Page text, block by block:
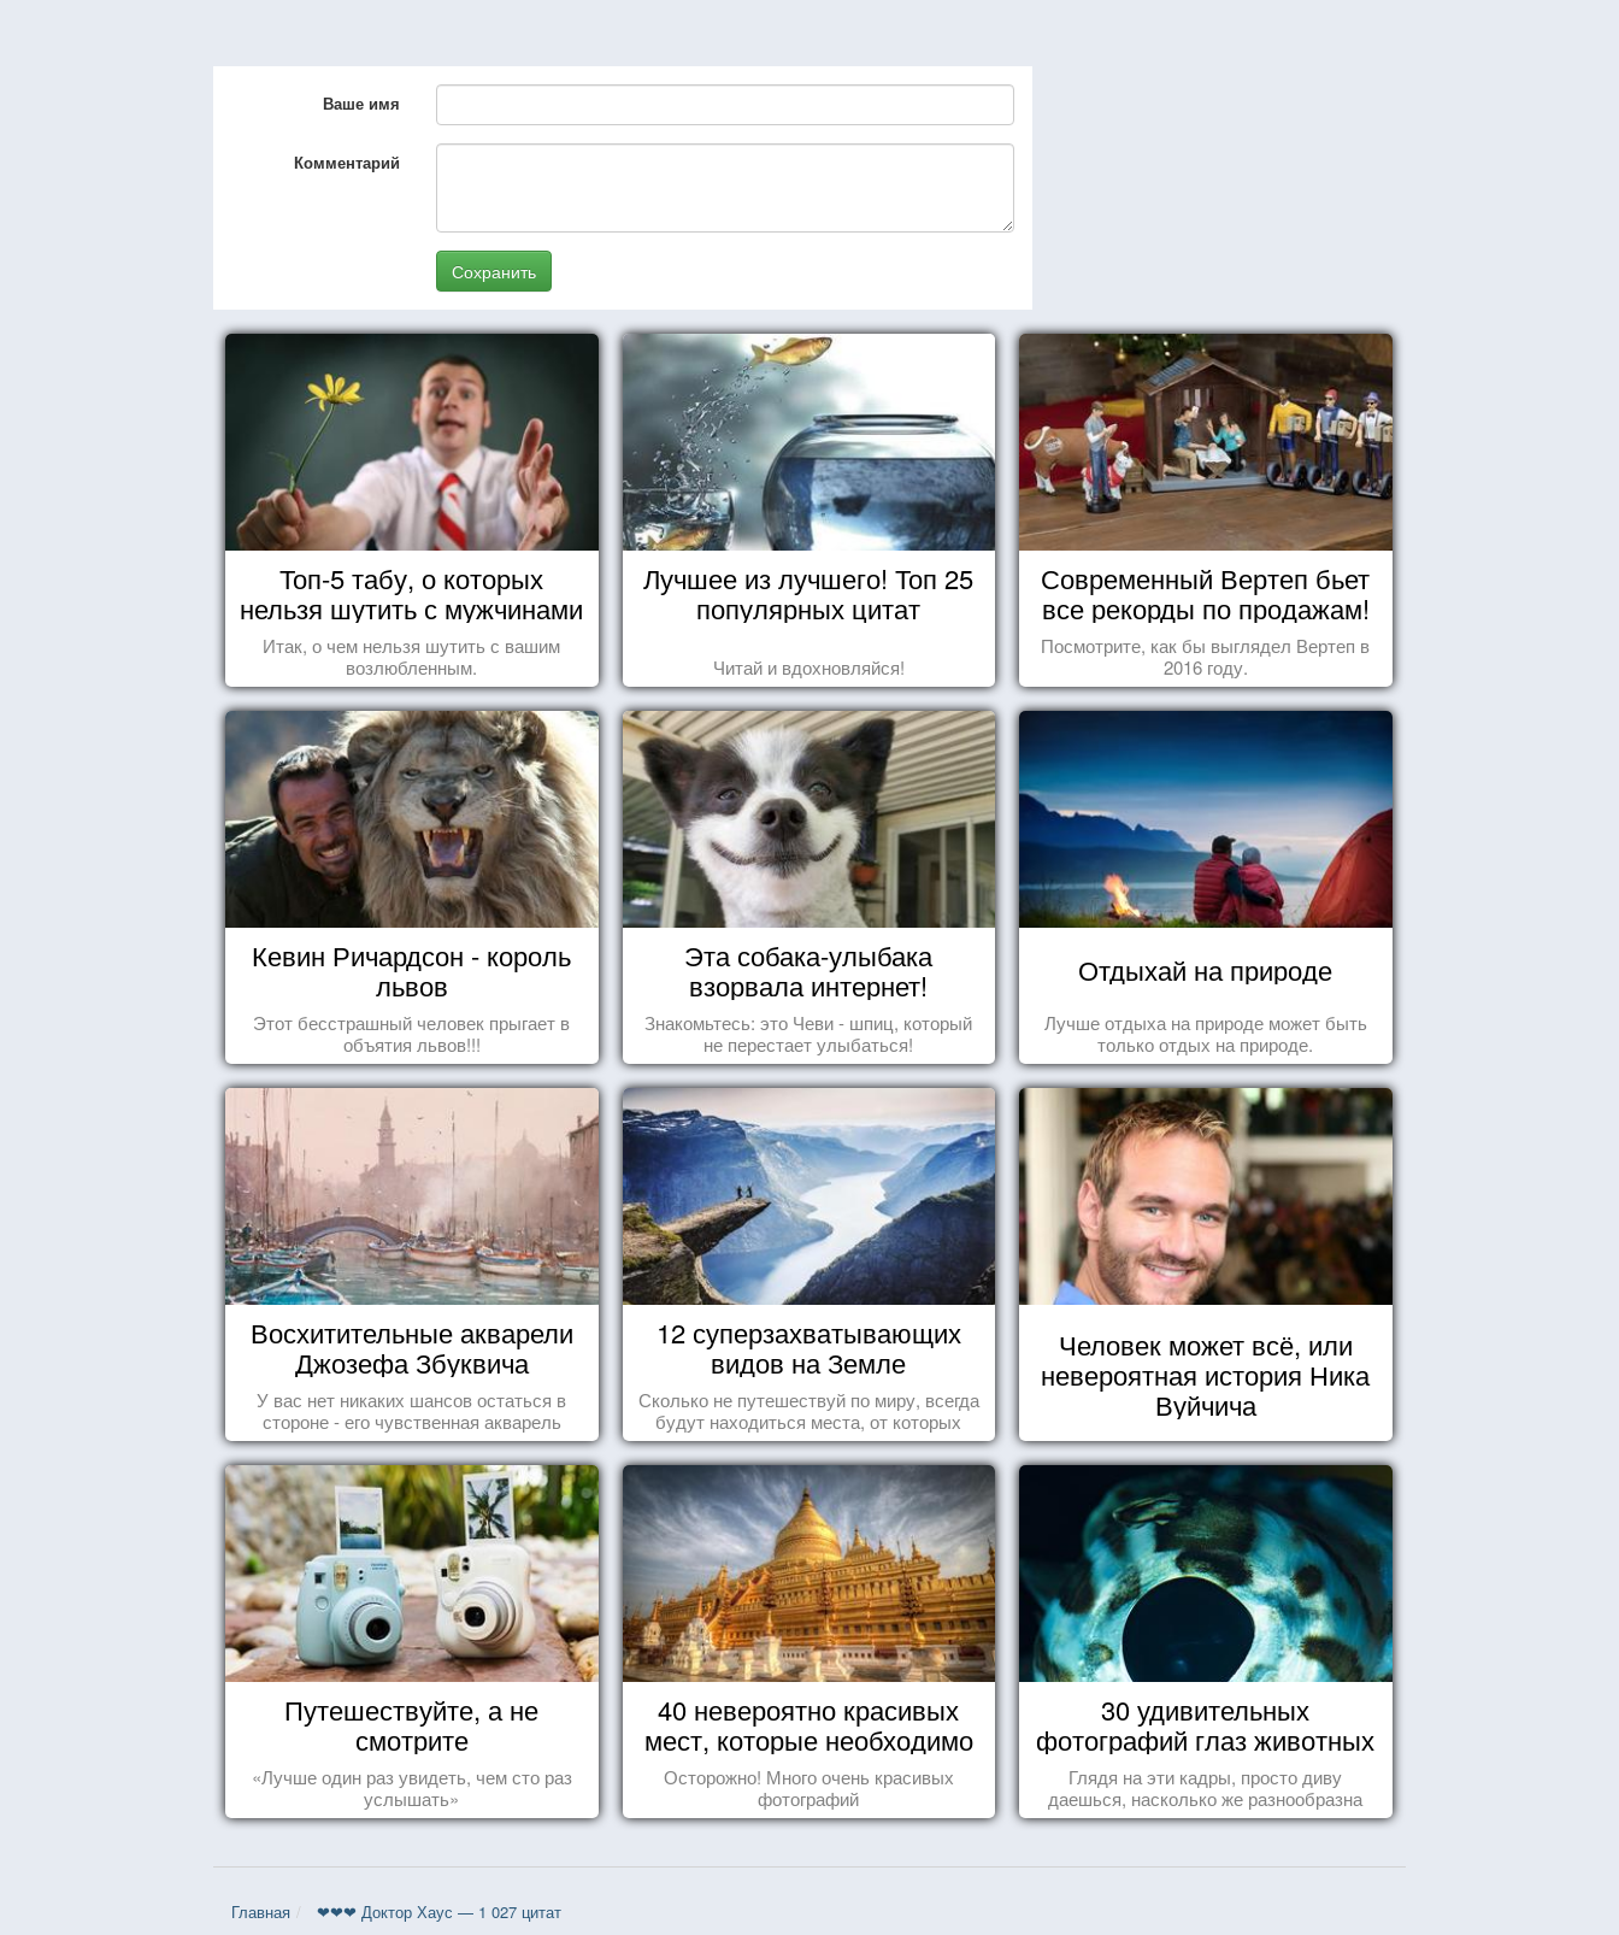
Ваше имя
Комментарий
Сохранить
Топ-5 табу, о которых
нельзя шутить с мужчинами
Итак, о чем нельзя шутить с вашим
возлюбленным.
Лучшее из лучшего! Топ 25
популярных цитат
Читай и вдохновляйся!
Современный Вертеп бьет
все рекорды по продажам!
Посмотрите, как бы выглядел Вертеп в
2016 году.
Кевин Ричардсон - король
львов
Этот бесстрашный человек прыгает в
объятия львов!!!
Эта собака-улыбака
взорвала интернет!
Знакомьтесь: это Чеви - шпиц, который
не перестает улыбаться!
Отдыхай на природе
Лучше отдыха на природе может быть
только отдых на природе.
Восхитительные акварели
Джозефа Збуквича
У вас нет никаких шансов остаться в
стороне - его чувственная акварель
покорила жителей всего мира.
12 суперзахватывающих
видов на Земле
Сколько не путешествуй по миру, всегда
будут находиться места, от которых
перехватывает дух и кружится голова...
Человек может всё, или
невероятная история Ника
Вуйчича
Путешествуйте, а не
смотрите
«Лучше один раз увидеть, чем сто раз
услышать»
40 невероятно красивых
мест, которые необходимо
увидеть пока вы живы
Осторожно! Много очень красивых
фотографий
30 удивительных
фотографий глаз животных
Глядя на эти кадры, просто диву
даешься, насколько же разнообразна
природа нашего мира!
Главная ❤❤❤ Доктор Хаус — 1 027 цитат